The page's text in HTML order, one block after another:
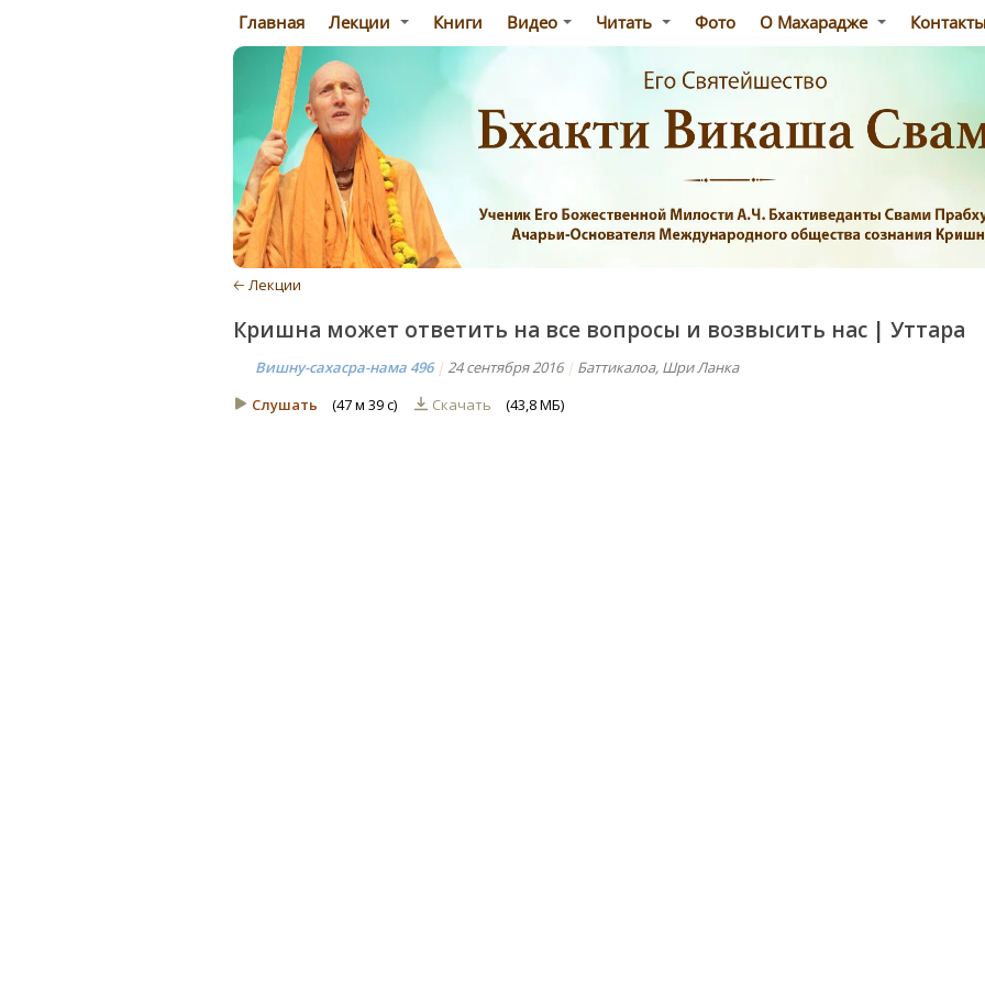
Главная Лекции Книги Видео Читать Фото О Махарадже
🡠 Лекции
Кришна может ответить на все вопросы и возвысить нас | Уттара
Вишну-сахасра-нама 496|24 сентября 2016| Баттикалоа, Шри Ланка
Слушать
(47 м 39 с) Скачать (43,8 МБ)